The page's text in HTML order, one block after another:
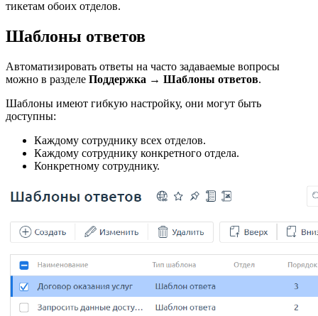
тикетам обоих отделов.
Шаблоны ответов
Автоматизировать ответы на часто задаваемые вопросы
можно в разделе Поддержка → Шаблоны ответов.
Шаблоны имеют гибкую настройку, они могут быть
доступны:
Каждому сотруднику всех отделов.
Каждому сотруднику конкретного отдела.
Конкретному сотруднику.